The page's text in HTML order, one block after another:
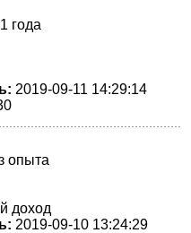
года
2019-09-11 14:29:14
опыта
доход
2019-09-10 13:24:29